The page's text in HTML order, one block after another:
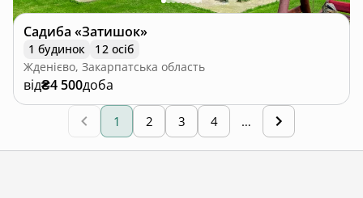
Садиба «Затишок»
1 будинок
12 осіб
Жденієво, Закарпатська область
від₴4 500доба
1 2 3 4 …